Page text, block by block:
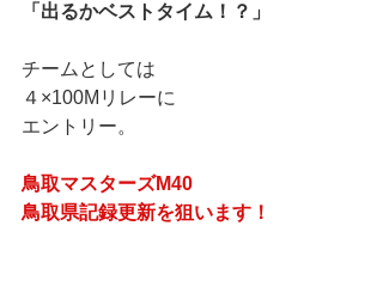
「出るかベストタイム！？」
チームとしては
４×100Mリレーに
エントリー。
鳥取マスターズM40
鳥取県記録更新を狙います！